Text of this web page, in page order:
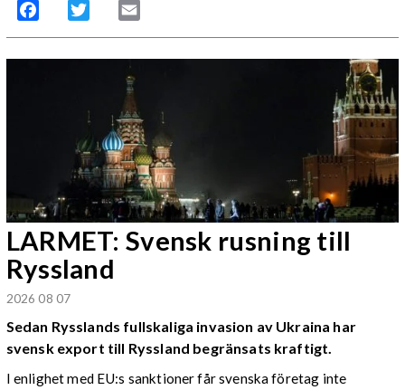
Facebook Twitter
LARMET: Svensk rusning till
Ryssland
2026 08 07
Sedan Rysslands fullskaliga invasion av Ukraina har
svensk export till Ryssland begränsats kraftigt.
I enlighet med EU:s sanktioner får svenska företag inte